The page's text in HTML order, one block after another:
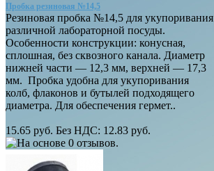
Пробка резиновая №14,5
Резиновая пробка №14,5 для укупоривания
различной лабораторной посуды.
Особенности конструкции: конусная,
сплошная, без сквозного канала. Диаметр
нижней части — 12,3 мм, верхней — 17,3
мм. Пробка удобна для укупоривания
колб, флаконов и бутылей подходящего
диаметра. Для обеспечения гермет..
15.65 руб. Без НДС: 12.83 руб.